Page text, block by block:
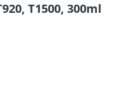
T1500, 300ml